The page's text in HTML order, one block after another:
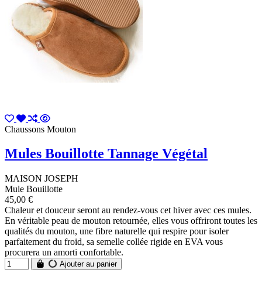
Chaussons Mouton
Mules Bouillotte Tannage Végétal
MAISON JOSEPH
Mule Bouillotte
45,00 €
Chaleur et douceur seront au rendez-vous cet hiver avec ces mules.
En véritable peau de mouton retournée, elles vous offriront toutes les
qualités du mouton, une fibre naturelle qui respire pour isoler
parfaitement du froid, sa semelle collée rigide en EVA vous
procurera un amorti confortable.
Ajouter au panier